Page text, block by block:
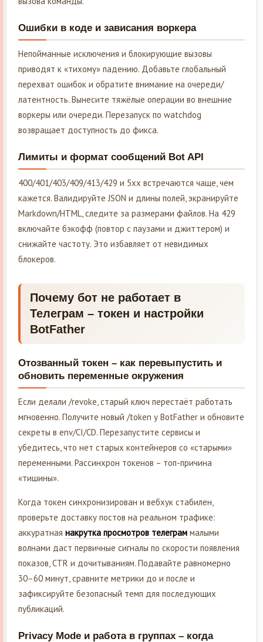
Ошибки в коде и зависания воркера
Непойманные исключения и блокирующие вызовы
приводят к «тихому» падению. Добавьте глобальный
перехват ошибок и обратите внимание на очереди/
латентность. Вынесите тяжёлые операции во внешние
воркеры или очереди. Перезапуск по watchdog
возвращает доступность до фикса.
Лимиты и формат сообщений Bot API
400/401/403/409/413/429 и 5xx встречаются чаще, чем
кажется. Валидируйте JSON и длины полей, экранируйте
Markdown/HTML, следите за размерами файлов. На 429
включайте бэкофф (повтор с паузами и джиттером) и
снижайте частоту. Это избавляет от невидимых
блокеров.
Почему бот не работает в
Телеграм – токен и настройки
BotFather
Отозванный токен – как перевыпустить и
обновить переменные окружения
Если делали /revoke, старый ключ перестаёт работать
мгновенно. Получите новый /token у BotFather и обновите
секреты в env/CI/CD. Перезапустите сервисы и
убедитесь, что нет старых контейнеров со «старыми»
переменными. Рассинхрон токенов – топ-причина
«тишины».
Когда токен синхронизирован и вебхук стабилен,
проверьте доставку постов на реальном трафике:
аккуратная накрутка просмотров телеграм малыми
волнами даст первичные сигналы по скорости появления
показов, CTR и дочитываниям. Подавайте равномерно
30–60 минут, сравните метрики до и после и
зафиксируйте безопасный темп для последующих
публикаций.
Privacy Mode и работа в группах – когда